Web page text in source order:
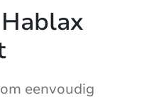
eenvoudig